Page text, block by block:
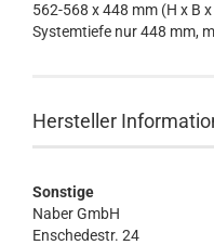
562-568 x 448 mm (H x B
Systemtiefe nur 448 mm,
Hersteller
Sonstige
Naber GmbH
Enschedestr. 24